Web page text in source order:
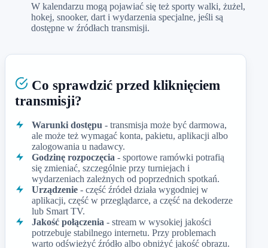
W kalendarzu mogą pojawiać się też sporty walki, żużel,
hokej, snooker, dart i wydarzenia specjalne, jeśli są
dostępne w źródłach transmisji.
Co sprawdzić przed kliknięciem
transmisji?
Warunki dostępu - transmisja może być darmowa,
ale może też wymagać konta, pakietu, aplikacji albo
zalogowania u nadawcy.
Godzinę rozpoczęcia - sportowe ramówki potrafią
się zmieniać, szczególnie przy turniejach i
wydarzeniach zależnych od poprzednich spotkań.
Urządzenie - część źródeł działa wygodniej w
aplikacji, część w przeglądarce, a część na dekoderze
lub Smart TV.
Jakość połączenia - stream w wysokiej jakości
potrzebuje stabilnego internetu. Przy problemach
warto odświeżyć źródło albo obniżyć jakość obrazu.